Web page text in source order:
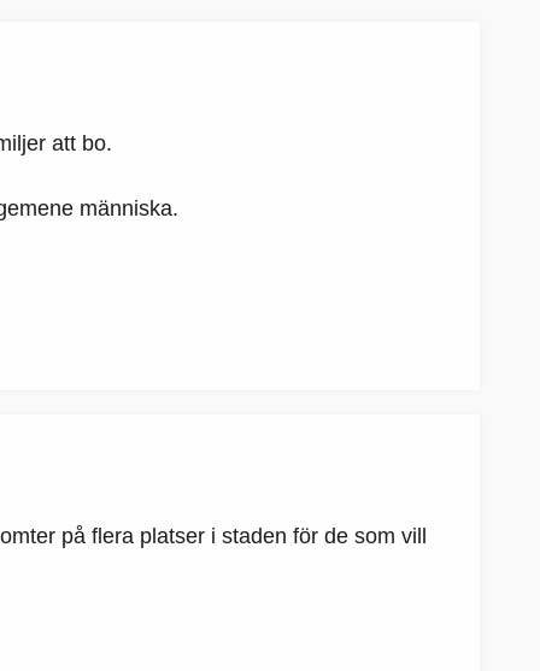
att bo.
människa.
på flera platser i staden för de som vill